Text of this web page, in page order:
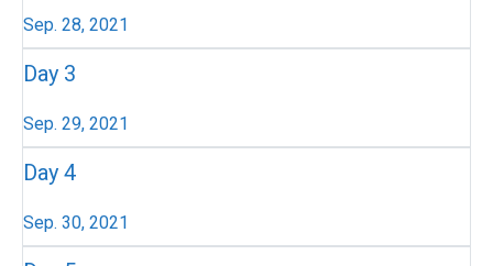
Sep. 28, 2021
Day 3
Sep. 29, 2021
Day 4
Sep. 30, 2021